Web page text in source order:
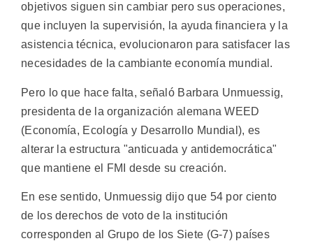
objetivos siguen sin cambiar pero sus operaciones,
que incluyen la supervisión, la ayuda financiera y la
asistencia técnica, evolucionaron para satisfacer las
necesidades de la cambiante economía mundial.
Pero lo que hace falta, señaló Barbara Unmuessig,
presidenta de la organización alemana WEED
(Economía, Ecología y Desarrollo Mundial), es
alterar la estructura "anticuada y antidemocrática"
que mantiene el FMI desde su creación.
En ese sentido, Unmuessig dijo que 54 por ciento
de los derechos de voto de la institución
corresponden al Grupo de los Siete (G-7) países